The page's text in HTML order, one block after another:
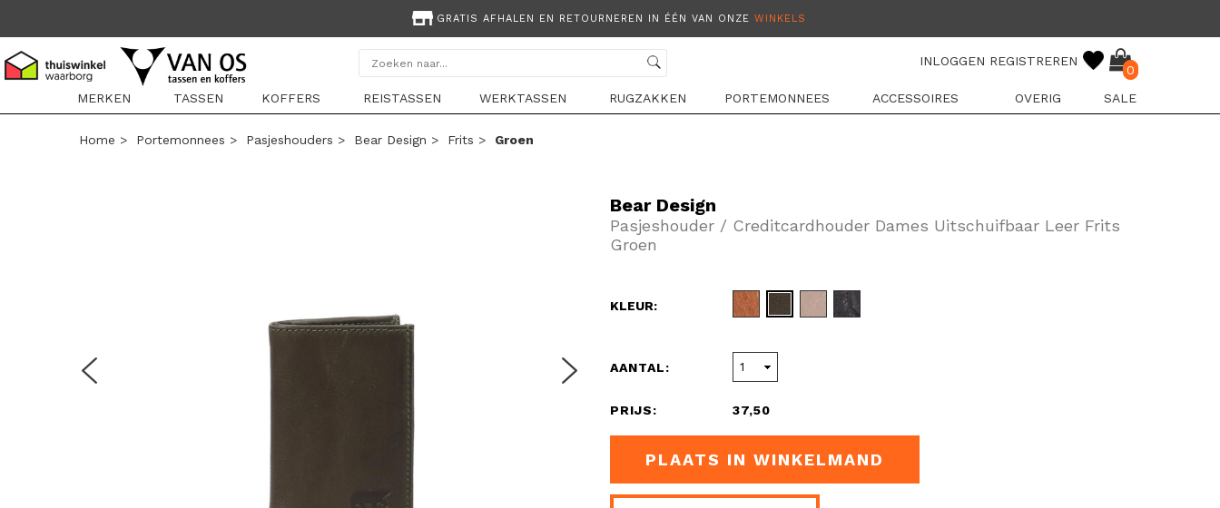
GRATIS AFHALEN EN RETOURNEREN IN ÉÉN VAN ONZE WINKELS
INLOGGEN REGISTREREN
0
MERKEN
TASSEN KOFFERS REISTASSEN WERKTASSEN RUGZAKKEN PORTEMONNEES ACCESSOIRES OVERIG SALE
Home > Portemonnees > Pasjeshouders > Bear Design > Frits > Groen
Bear Design
Pasjeshouder / Creditcardhouder Dames Uitschuifbaar Leer Frits
Groen
KLEUR:
AANTAL:
PRIJS: 37,50
PLAATS IN WINKELMAND